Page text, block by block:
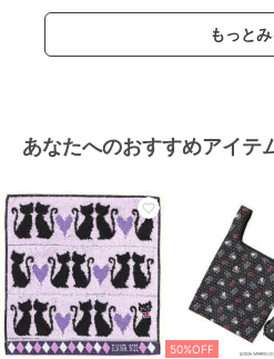
もっと
あなたへのおすすめアイテ
50%OFF